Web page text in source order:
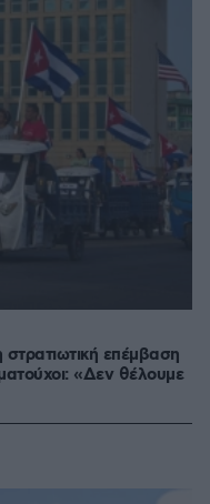
επέμβαση
«Δεν θέλουμε